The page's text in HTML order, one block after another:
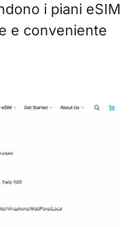
i piani eSIM
e conveniente